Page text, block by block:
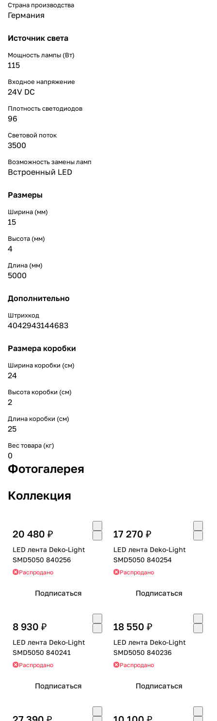
Страна производства
Германия
Источник света
Мощность лампы (Вт)
115
Входное напряжение
24V DC
Плотность светодиодов
96
Световой поток
3500
Возможность замены ламп
Встроенный LED
Размеры
Ширина (мм)
15
Высота (мм)
4
Длина (мм)
5000
Дополнительно
Штрихкод
4042943144683
Размера коробки
Ширина коробки (см)
24
Высота коробки (см)
2
Длина коробки (см)
25
Вес товара (кг)
0
Фотогалерея
Коллекция
20 480 ₽
LED лента Deko-Light
SMD5050 840256
Распродано
Подписаться
17 270 ₽
LED лента Deko-Light
SMD5050 840254
Распродано
Подписаться
8 930 ₽
LED лента Deko-Light
SMD5050 840241
Распродано
Подписаться
18 550 ₽
LED лента Deko-Light
SMD5050 840236
Распродано
Подписаться